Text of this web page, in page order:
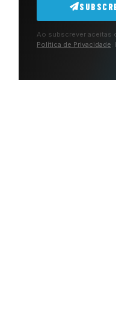
Ao subscrever aceitas
Política de Privacidade